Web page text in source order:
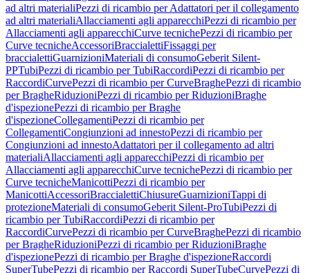
ad altri materialiPezzi di ricambio per Adattatori per il collegamento
ad altri materialiAllacciamenti agli apparecchiPezzi di ricambio per
Allacciamenti agli apparecchiCurve tecnichePezzi di ricambio per
Curve tecnicheAccessoriBraccialettiFissaggi per
braccialettiGuarnizioniMateriali di consumoGeberit Silent-
PPTubiPezzi di ricambio per TubiRaccordiPezzi di ricambio per
RaccordiCurvePezzi di ricambio per CurveBraghePezzi di ricambio
per BragheRiduzioniPezzi di ricambio per RiduzioniBraghe
d'ispezionePezzi di ricambio per Braghe
d'ispezioneCollegamentiPezzi di ricambio per
CollegamentiCongiunzioni ad innestoPezzi di ricambio per
Congiunzioni ad innestoAdattatori per il collegamento ad altri
materialiAllacciamenti agli apparecchiPezzi di ricambio per
Allacciamenti agli apparecchiCurve tecnichePezzi di ricambio per
Curve tecnicheManicottiPezzi di ricambio per
ManicottiAccessoriBraccialettiChiusureGuarnizioniTappi di
protezioneMateriali di consumoGeberit Silent-ProTubiPezzi di
ricambio per TubiRaccordiPezzi di ricambio per
RaccordiCurvePezzi di ricambio per CurveBraghePezzi di ricambio
per BragheRiduzioniPezzi di ricambio per RiduzioniBraghe
d'ispezionePezzi di ricambio per Braghe d'ispezioneRaccordi
SuperTubePezzi di ricambio per Raccordi SuperTubeCurvePezzi di